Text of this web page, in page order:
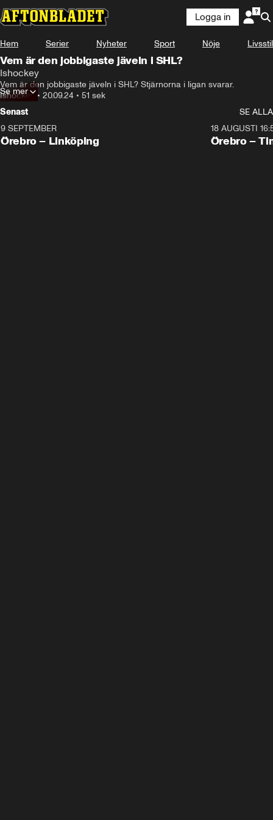
Logga in
Hem Serier Nyheter Sport Nöje Livsstil
Vem är den jobbigaste jäveln i SHL?
Ishockey
Vem är den jobbigaste jäveln i SHL? Stjärnorna i ligan svarar.
Ishockey• 20.09.24 • 51 sek
Se mer
Senast
SE ALLA
Plus
9 SEPTEMBER
Örebro – Linköping
Plus
18 AUGUSTI
Örebro –